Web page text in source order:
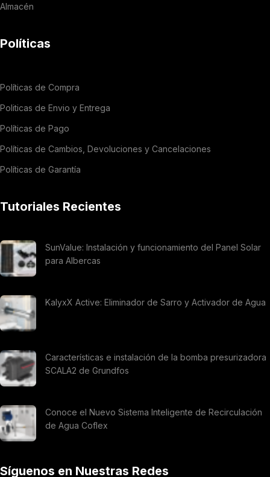
Almacén
Políticas
Políticas de Compra
Politicas de Envio y Entrega
Políticas de Pago
Políticas de Cambios, Devoluciones y Cancelaciones
Políticas de Garantía
Tutoriales Recientes
SunValue: Instalación y funcionamiento del Panel Solar
para Albercas
KalyxX Active: Eliminador de Sarro y Activador de Agua
Características e instalación de la bomba presurizadora
SCALA2 de Grundfos
Conoce el Nuevo Sistema Inteligente de Recirculación
de Agua Coflex
Síguenos en Nuestras Redes